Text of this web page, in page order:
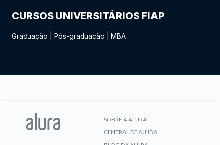
CURSOS UNIVERSITÁRIOS FIAP
Graduação Pós-graduação MBA
SOBRE A ALURA
CENTRAL DE AJUDA